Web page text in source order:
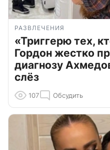
РАЗВЛЕЧЕНИЯ
«Триггерю тех,
Гордон жестко
диагнозу
слёз
107 Обсудить